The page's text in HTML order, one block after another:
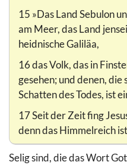
15 »Das Land Sebulon
am Meer, das Land
heidnische Galiläa,
16 das Volk, das in
gesehen; und denen,
Schatten des Todes, ist
17 Seit der Zeit fing
denn das Himmelreich
Selig sind, die das Wort